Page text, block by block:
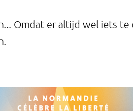
Omdat er altijd wel iets te